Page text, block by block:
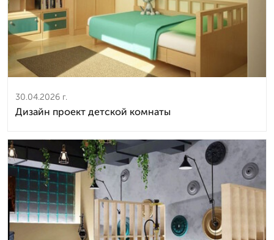
30.04.2026 г.
Дизайн проект детской комнаты